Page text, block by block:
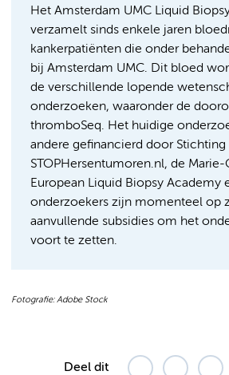
Het Amsterdam UMC Liquid
verzamelt sinds enkele jaren
kankerpatiënten die onder
bij Amsterdam UMC. Dit bloed
de verschillende lopende
onderzoeken, waaronder de
thromboSeq. Het huidige
andere gefinancierd door Stichting
STOPHersentumoren.nl, de Marie-
European Liquid Biopsy Academy
onderzoekers zijn momenteel op
aanvullende subsidies om het
voort te zetten.
Fotografie: Adobe Stock
Deel dit